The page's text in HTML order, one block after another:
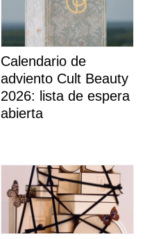
Calendario de
adviento Cult Beauty
2026: lista de espera
abierta